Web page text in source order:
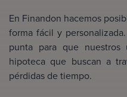
En Finandon hacemos
forma fácil y
punta para que nuestros
hipoteca que buscan a
pérdidas de tiempo.